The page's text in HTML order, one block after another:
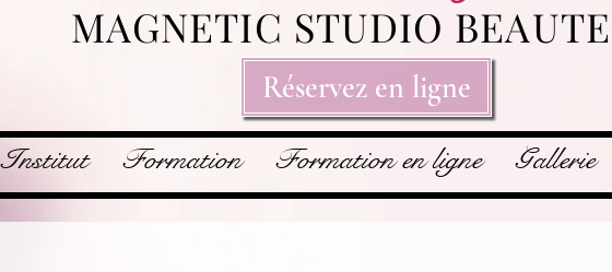
MAGNETIC STUDIO BEAUTE
Réservez en ligne
Institut Formation Formation en ligne Gallerie